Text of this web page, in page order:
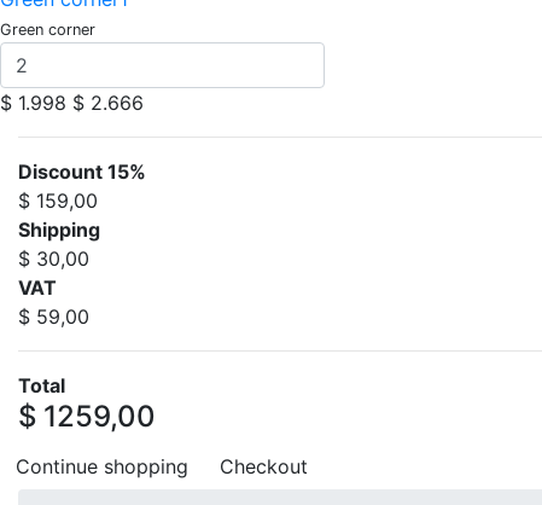
Green corner
$ 1.998 $ 2.666
Discount 15%
$ 159,00
Shipping
$ 30,00
VAT
$ 59,00
Total
$ 1259,00
Continue shopping Checkout